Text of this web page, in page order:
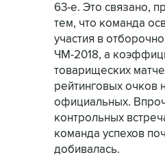
63-е. Это связано,
тем, что команда
участия в
ЧМ-2018, а
товарищеских
рейтинговых очков
официальных.
контрольных
команда успехов
добивалась.